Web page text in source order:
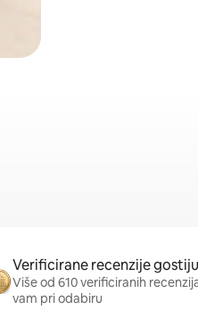
Verificirane recenzije gostiju
Više od 610 verificiranih
vam pri odabiru